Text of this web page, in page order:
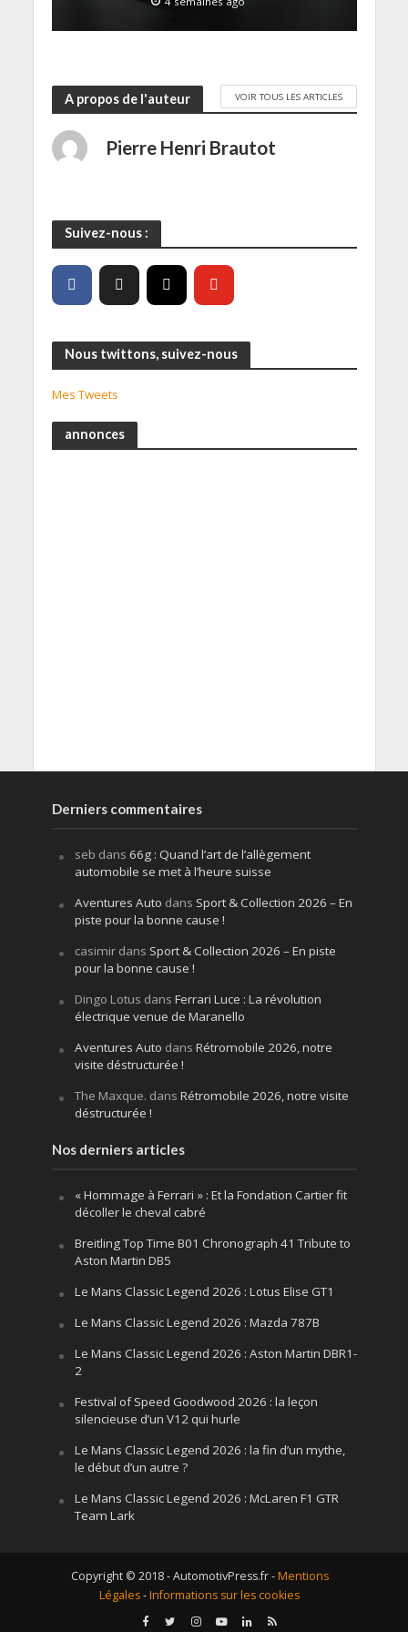
A propos de l'auteur VOIR TOUS LES ARTICLES
Pierre Henri Brautot
Suivez-nous :
Nous twittons, suivez-nous
Mes Tweets
annonces
Derniers commentaires
seb dans 66g : Quand l’art de l’allègement
automobile se met à l’heure suisse
Aventures Auto dans Sport & Collection 2026 – En
piste pour la bonne cause !
casimirdans Sport & Collection 2026 – En piste
pour la bonne cause !
Dingo Lotus dans Ferrari Luce : La révolution
électrique venue de Maranello
Aventures Auto dans Rétromobile 2026, notre
visite déstructurée !
The Maxque. dans Rétromobile 2026, notre visite
déstructurée !
Nos derniers articles
« Hommage à Ferrari » : Et la Fondation Cartier fit
décoller le cheval cabré
Breitling Top Time B01 Chronograph 41 Tribute to
Aston Martin DB5
Le Mans Classic Legend 2026 : Lotus Elise GT1
Le Mans Classic Legend 2026 : Mazda 787B
Le Mans Classic Legend 2026 : Aston Martin DBR1-
2
Festival of Speed Goodwood 2026 : la leçon
silencieuse d’un V12 qui hurle
Le Mans Classic Legend 2026 : la fin d’un mythe,
le début d’un autre ?
Le Mans Classic Legend 2026 : McLaren F1 GTR
Team Lark
Copyright © 2018 - AutomotivPress.fr -Mentions
Légales-Informations sur les cookies